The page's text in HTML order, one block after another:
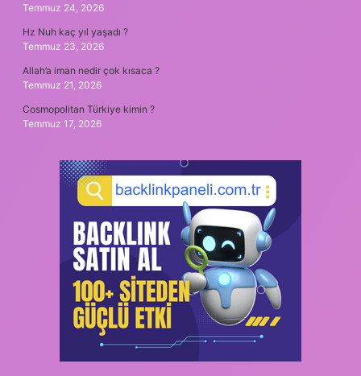
Temmuz 24, 2026
Hz Nuh kaç yıl yaşadı ?
Temmuz 23, 2026
Allah’a iman nedir çok kısaca ?
Temmuz 21, 2026
Cosmopolitan Türkiye kimin ?
Temmuz 17, 2026